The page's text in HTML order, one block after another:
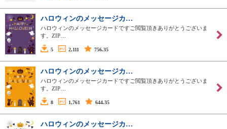
ハロウィンのメッセージカ…
ハロウィンのメッセージカードですご閲覧頂きありがとうございま
す。ZIP…
5 2,111 756.35
ハロウィンのメッセージカ…
ハロウィンのメッセージカードですご閲覧頂きありがとうございま
す。ZIP…
8 1,761 644.35
ハロウィンのメッセージカ…